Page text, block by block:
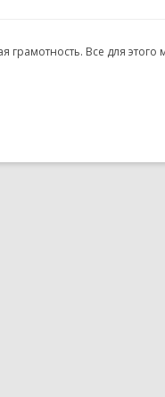
грамотность. Все для